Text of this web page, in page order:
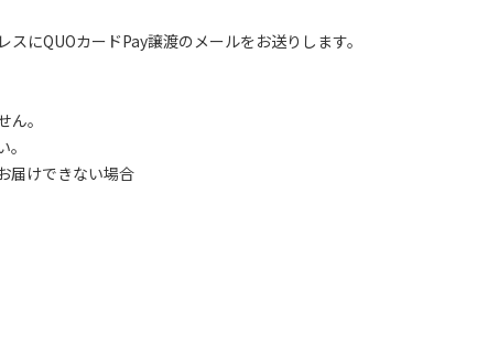
にQUOカードPay譲渡のメールをお送りします。
。
届けできない場合